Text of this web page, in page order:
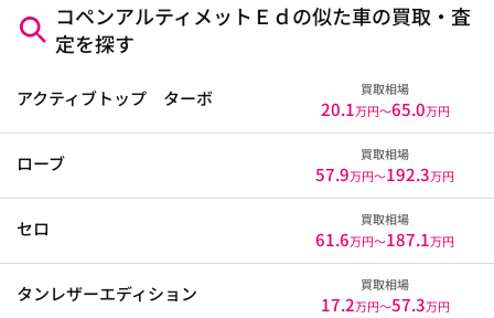
コペンアルティメットＥｄの似た車の買取・査
定を探す
アクティブトップ ターボ 買取相場
20.1万円〜65.0万円
ローブ 買取相場
57.9万円〜192.3万円
セロ 買取相場
61.6万円〜187.1万円
タンレザーエディション 買取相場
17.2万円〜57.3万円